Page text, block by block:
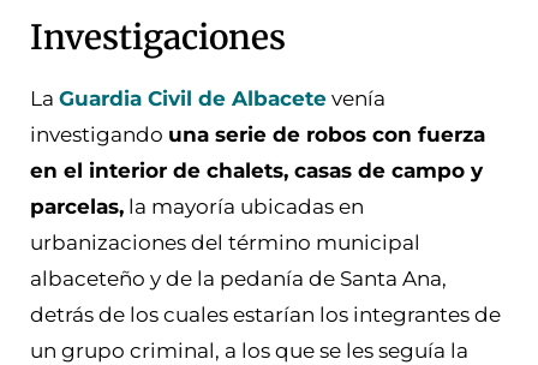
Investigaciones
La Guardia Civil de Albacete venía
investigando una serie de robos con fuerza
en el interior de chalets, casas de campo y
parcelas, la mayoría ubicadas en
urbanizaciones del término municipal
albaceteño y de la pedanía de Santa Ana,
detrás de los cuales estarían los integrantes de
un grupo criminal, a los que se les seguía la